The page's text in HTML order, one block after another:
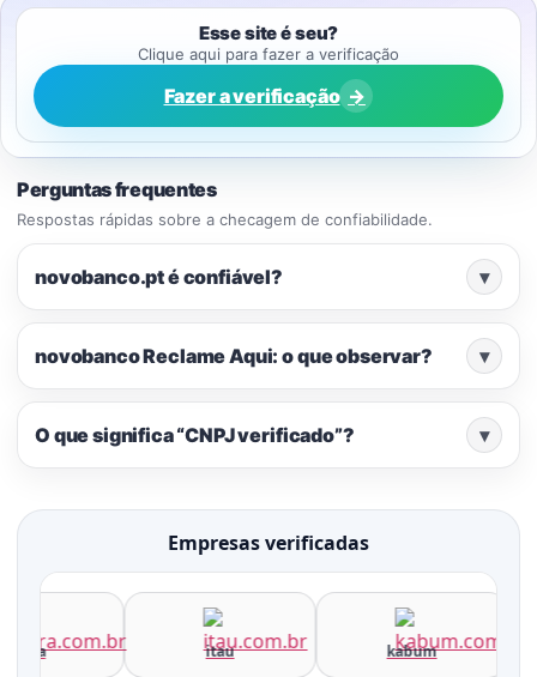
Esse site é seu?
Clique aqui para fazer a verificação
Fazer a verificação →
Perguntas frequentes
Respostas rápidas sobre a checagem de confiabilidade.
novobanco.pt é confiável? ▾
novobanco Reclame Aqui: o que observar? ▾
O que significa “CNPJ verificado”? ▾
Empresas verificadas
itau kabum